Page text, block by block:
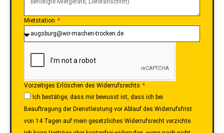
Mietstation
Vorzeitiges Erlöschen des Widerrufsrechts
Ich bestätige, dass mir bewusst ist, dass ich bei
Beauftragung der Dienstleistung vor Ablauf des Widerrufsfrist
von 14 Tagen auf mein gesetzliches Widerrufsrecht verzichte.